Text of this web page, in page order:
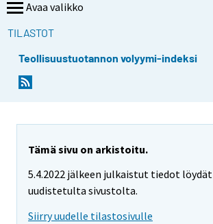
Avaa valikko
TILASTOT
Teollisuustuotannon volyymi-indeksi
Tämä sivu on arkistoitu.
5.4.2022 jälkeen julkaistut tiedot löydät
uudistetulta sivustolta.
Siirry uudelle tilastosivulle